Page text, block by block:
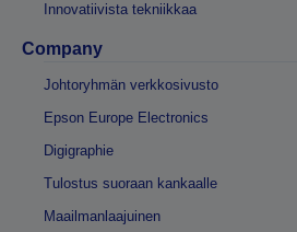
Innovatiivista tekniikkaa
Company
Johtoryhmän verkkosivusto
Epson Europe Electronics
Digigraphie
Tulostus suoraan kankaalle
Maailmanlaajuinen